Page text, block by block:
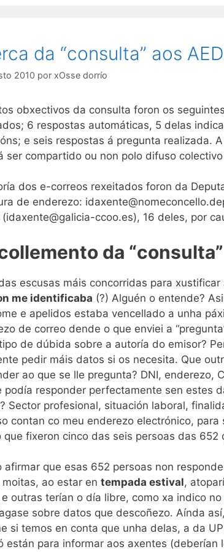
da “consulta” aos
2010 por xOsse dorrío
obxectivos da consulta foron os
6 respostas automáticas, 5 delas
e seis respostas á pregunta realizada.
ser compartido ou non polo difuso
dos e-correos rexeitados foron da
de enderezo:
(idaxente@galicia-ccoo.es), 16 deles, por
da “consulta”
escusas máis concorridas para
me identificaba (?) Alguén o entende?
e apelidos estaba vencellado a unha
de correo dende o que enviei a
de dúbida sobre a autoría do emisor?
pedir máis datos si os necesita. Que
ao que se lle pregunta? DNI, enderezo,
podía responder perfectamente sen estes
Sector profesional, situación laboral,
contan co meu enderezo electrónico,
que fixeron cinco das seis persoas das 652
afirmar que esas 652 persoas non
ao estar en tempada estival,
outras terían o día libre, como xa indico no
sobre datos que descoñezo. Aínda
si temos en conta que unha delas, a da
están para informar aos axentes